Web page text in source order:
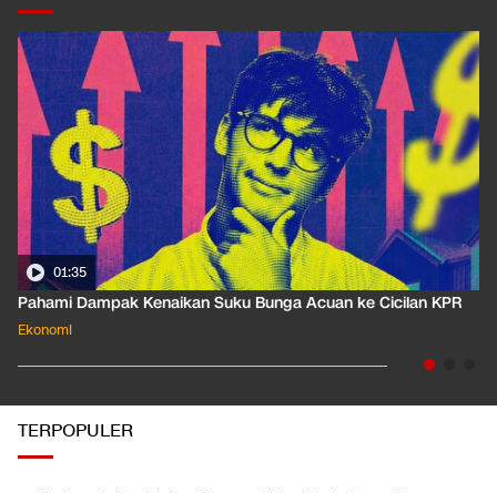
01:35
Pahami Dampak Kenaikan Suku Bunga Acuan ke Cicilan KPR
Ekonomi
TERPOPULER